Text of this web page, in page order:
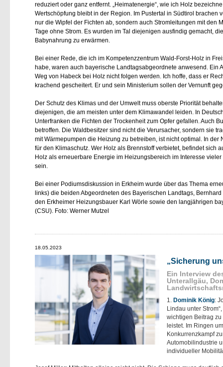
reduziert oder ganz entfernt. „Heimatenergie“, wie ich Holz
Wertschöpfung bleibt in der Region. Im Pustertal in Südtirol brachen
nur die Wipfel der Fichten ab, sondern auch Stromleitungen mit den
Tage ohne Strom. Es wurden im Tal diejenigen ausfindig gemacht,
Babynahrung zu erwärmen.
Bei einer Rede, die ich im Kompetenzzentrum Wald-Forst-Holz in
habe, waren auch bayerische Landtagsabgeordnete anwesend. Ein
Weg von Habeck bei Holz nicht folgen werden. Ich hoffe, dass er
krachend gescheitert. Er und sein Ministerium sollen der Vernunft
Der Schutz des Klimas und der Umwelt muss oberste Priorität
diejenigen, die am meisten unter dem Klimawandel leiden. In
Unterfranken die Fichten der Trockenheit zum Opfer gefallen. Auch
betroffen. Die Waldbesitzer sind nicht die Verursacher, sondern sie
mit Wärmepumpen die Heizung zu betreiben, ist nicht optimal. In der
für den Klimaschutz. Wer Holz als Brennstoff verbietet, befindet sich
Holz als erneuerbare Energie im Heizungsbereich im Interesse
sein.
Bei einer Podiumsdiskussion in Erkheim wurde über das Thema
links) die beiden Abgeordneten des Bayerischen Landtags,
den Erkheimer Heizungsbauer Karl Wörle sowie den langjährigen
(CSU). Foto: Werner Mutzel
18.05.2023
Sicherung
Ein Interview
Unterallgäu,
1. Dominik König:
Lindau unter
wichtigen Beitrag
leistet. Im Ringen
Konkurrenzkampf
Automobilindustrie
individueller